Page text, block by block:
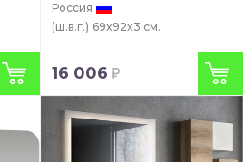
Россия
(ш.в.г.) 69x92x3 см.
16 006